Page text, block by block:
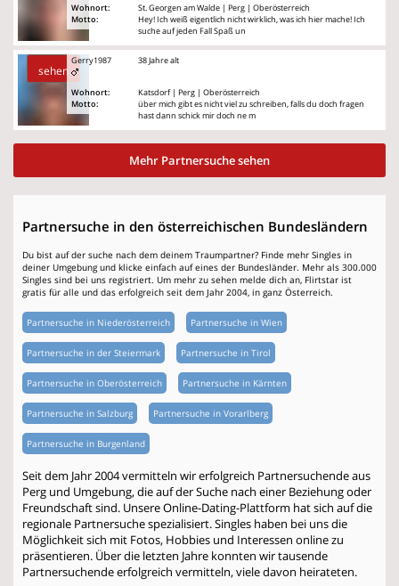
Wohnort:
Motto:
St. Georgen am Walde | Perg | Oberösterreich
Hey! Ich weiß eigentlich nicht wirklich, was ich hier mache! Ich
suche auf jeden Fall Spaß un
sehen
Gerry1987
Wohnort:
Motto:
38 Jahre alt
Katsdorf | Perg | Oberösterreich
über mich gibt es nicht viel zu schreiben, falls du doch fragen
hast dann schick mir doch ne m
Mehr Partnersuche sehen
Partnersuche in den österreichischen Bundesländern
Du bist auf der suche nach dem deinem Traumpartner? Finde mehr Singles in
deiner Umgebung und klicke einfach auf eines der Bundesländer. Mehr als 300.000
Singles sind bei uns registriert. Um mehr zu sehen melde dich an, Flirtstar ist
gratis für alle und das erfolgreich seit dem Jahr 2004, in ganz Österreich.
Partnersuche in Niederösterreich Partnersuche in Wien
Partnersuche in der Steiermark Partnersuche in Tirol
Partnersuche in Oberösterreich Partnersuche in Kärnten
Partnersuche in Salzburg Partnersuche in Vorarlberg
Partnersuche in Burgenland
Seit dem Jahr 2004 vermitteln wir erfolgreich Partnersuchende aus
Perg und Umgebung, die auf der Suche nach einer Beziehung oder
Freundschaft sind. Unsere Online-Dating-Plattform hat sich auf die
regionale Partnersuche spezialisiert. Singles haben bei uns die
Möglichkeit sich mit Fotos, Hobbies und Interessen online zu
präsentieren. Über die letzten Jahre konnten wir tausende
Partnersuchende erfolgreich vermitteln, viele davon heirateten.